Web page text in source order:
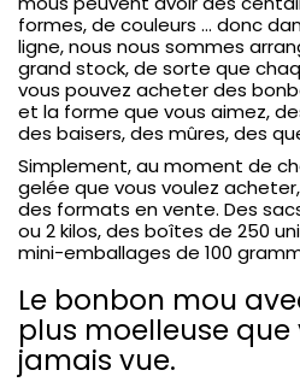
formes, de couleurs ... donc
ligne, nous nous sommes
grand stock, de sorte que
vous pouvez acheter des
et la forme que vous aimez,
des baisers, des mûres, des
Simplement, au moment de
gelée que vous voulez
des formats en vente. Des
ou 2 kilos, des boîtes de 250
mini-emballages de 100
Le bonbon mou
plus moelleuse que
jamais vue.